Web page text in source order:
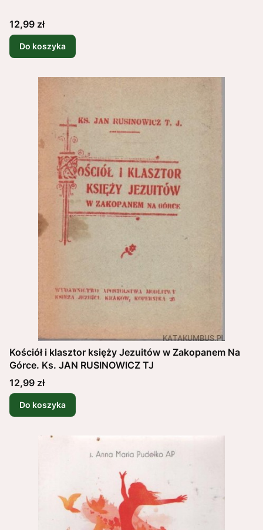
Cena
12,99 zł
Do koszyka
Kościół i klasztor księży Jezuitów w Zakopanem Na
Górce. Ks. JAN RUSINOWICZ TJ
Cena
12,99 zł
Do koszyka